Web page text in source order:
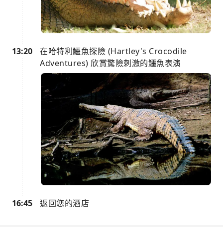
13:20
在哈特利鱷魚探險 (Hartley's Crocodile
Adventures) 欣賞驚險刺激的鱷魚表演
16:45 返回您的酒店